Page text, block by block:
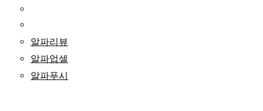
알파리뷰
알파업셀
알파푸시